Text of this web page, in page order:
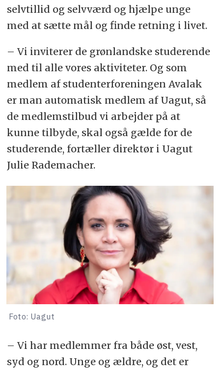
selvtillid og selvværd og hjælpe unge
med at sætte mål og finde retning i livet.
– Vi inviterer de grønlandske studerende
med til alle vores aktiviteter. Og som
medlem af studenterforeningen Avalak
er man automatisk medlem af Uagut, så
de medlemstilbud vi arbejder på at
kunne tilbyde, skal også gælde for de
studerende, fortæller direktør i Uagut
Julie Rademacher.
Foto: Uagut
– Vi har medlemmer fra både øst, vest,
syd og nord. Unge og ældre, og det er